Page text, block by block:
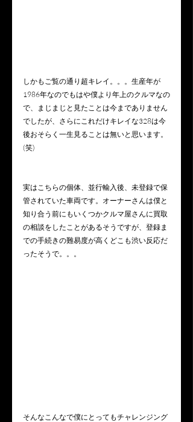
しかもご覧の通り超キレイ。。。生産年が
1986年なのでもはや僕より年上のクルマなの
で、まじまじと見たことは今までありません
でしたが、さらにこれだけキレイな328は今
後おそらく一生見ることは無いと思います。
(笑)
実はこちらの個体、並行輸入後、未登録で保
管されていた車両です。オーナーさんは僕と
知り合う前にもいくつかクルマ屋さんに買取
の相談をしたことがあるそうですが、登録ま
での手続きの難易度が高くどこも渋い反応だ
ったそうで。。。
そんなこんなで僕にとってもチャレンジング